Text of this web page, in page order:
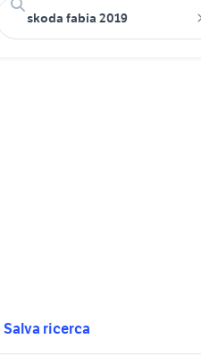
Salva ricerca